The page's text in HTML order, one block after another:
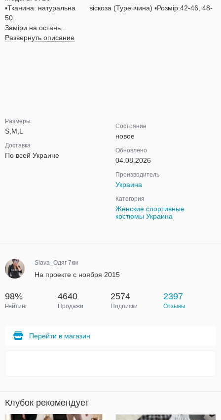
▪️Тканина: натуральна віскоза (Туреччина) ▪️Розмір:42-46, 48-
50.
Заміри на остань...
Развернуть описание
Размеры
S,M,L
Доставка
По всей Украине
Состояние
новое
Обновлено
04.08.2026
Производитель
Украина
Категория
Женские спортивные
костюмы Украина
Slava_Одяг 7км
На проекте с ноября 2015
98%
Рейтинг
4640
Продажи
2574
Подписки
2397
Отзывы
Перейти в магазин
Клубок рекомендует